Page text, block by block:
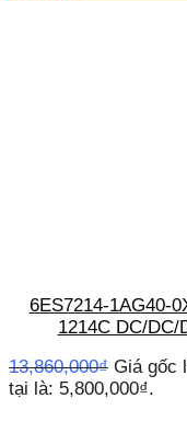
6ES7214-1AG40-
1214C DC/DC/
13,860,000₫ Giá gốc
tại là: 5,800,000₫.